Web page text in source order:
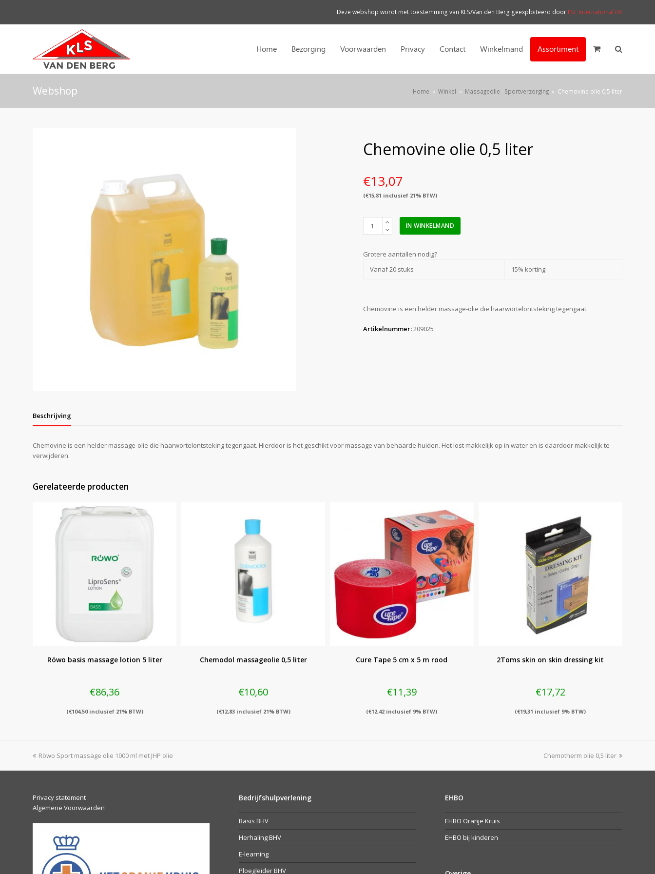
Deze webshop wordt met toestemming van KLS/Van den Berg geëxploiteerd door ESE International BV
Home Bezorging Voorwaarden Privacy Contact Winkelmand Assortiment
Webshop Home » Winkel » Massageolie · Sportverzorging » Chemovine olie 0,5 liter
Chemovine olie 0,5 liter
€13,07
(€15,81 inclusief 21% BTW)
Chemovine
liter
IN WINKELMAND
Grotere aantallen nodig?
Vanaf 20 stuks
15% korting
Chemovine is een helder massage-olie die haarwortelontsteking tegengaat.
Artikelnummer:209025
Beschrijving
Chemovine is een helder massage-olie die haarwortelontsteking tegengaat. Hierdoor is het geschikt voor massage van behaarde huiden. Het lost makkelijk op in water en is daardoor makkelijk te
verwijderen.
Gerelateerde producten
Röwo basis massage lotion 5 liter
€86,36
(€104,50inclusief 21% BTW)
Chemodol massageolie 0,5 liter
€10,60
(€12,83inclusief 21% BTW)
Cure Tape 5 cm x 5 m rood
€11,39
(€12,42 inclusief 9% BTW)
2Toms skin on skin dressing kit
€17,72
(€19,31 inclusief 9% BTW)
previous
Röwo Sport massage olie 1000 ml met JHP olie
next
Chemotherm olie 0,5 liter
Privacy statement
Algemene Voorwaarden
Bedrijfshulpverlening
Basis BHV
Herhaling BHV
E-learning
Ploegleider BHV
EHBO
EHBO Oranje Kruis
EHBO bij kinderen